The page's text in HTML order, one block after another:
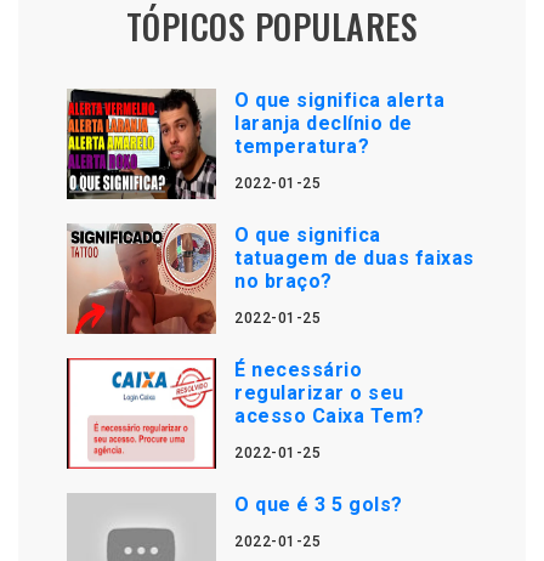
TÓPICOS POPULARES
O que significa alerta
laranja declínio de
temperatura?
2022-01-25
O que significa
tatuagem de duas faixas
no braço?
2022-01-25
É necessário
regularizar o seu
acesso Caixa Tem?
2022-01-25
O que é 3 5 gols?
2022-01-25